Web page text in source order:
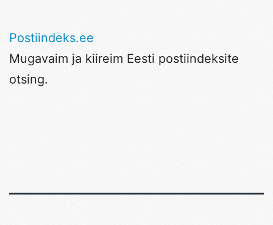
Postiindeks.ee
Mugavaim ja kiireim Eesti postiindeksite
otsing.